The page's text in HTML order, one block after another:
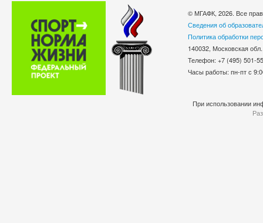
© МГАФК, 2026. Все
Сведения об
Политика обработки
140032, Московская
Телефон: +7 (495)
Часы работы: пн-пт с
При использовании